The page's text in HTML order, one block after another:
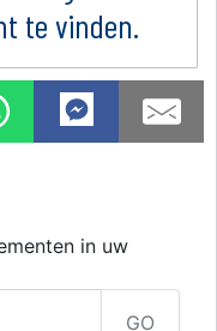
te vinden.
in uw
GO